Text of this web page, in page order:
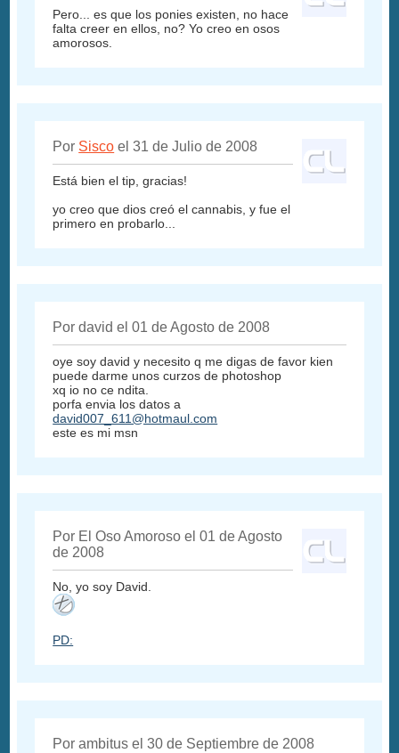
Pero... es que los ponies existen, no hace
falta creer en ellos, no? Yo creo en osos
amorosos.
Por Sisco el 31 de Julio de 2008
Está bien el tip, gracias!
yo creo que dios creó el cannabis, y fue el
primero en probarlo...
Por david el 01 de Agosto de 2008
oye soy david y necesito q me digas de favor kien
puede darme unos curzos de photoshop
xq io no ce ndita.
porfa envia los datos a
david007_611@hotmaul.com
este es mi msn
Por El Oso Amoroso el 01 de Agosto
de 2008
No, yo soy David.
PD:
Por ambitus el 30 de Septiembre de 2008